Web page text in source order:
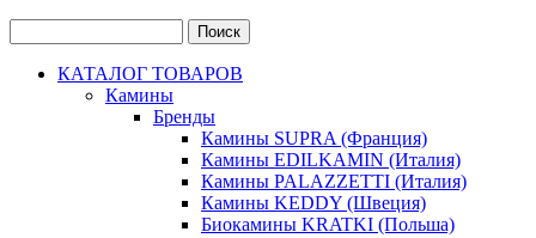
КАТАЛОГ ТОВАРОВ
Камины
Бренды
Камины SUPRA (Франция)
Камины EDILKAMIN (Италия)
Камины PALAZZETTI (Италия)
Камины KEDDY (Швеция)
Биокамины KRATKI (Польша)